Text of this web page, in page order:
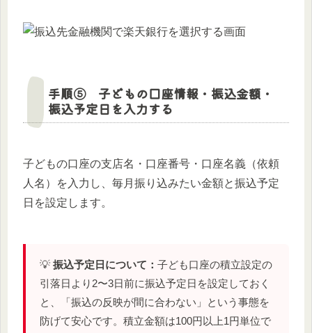
手順⑤ 子どもの口座情報・振込金額・
振込予定日を入力する
子どもの口座の支店名・口座番号・口座名義（依頼
人名）を入力し、毎月振り込みたい金額と振込予定
日を設定します。
💡 振込予定日について： 子ども口座の積立設定の
引落日より2〜3日前に振込予定日を設定しておく
と、「振込の反映が間に合わない」という事態を
防げて安心です。積立金額は100円以上1円単位で